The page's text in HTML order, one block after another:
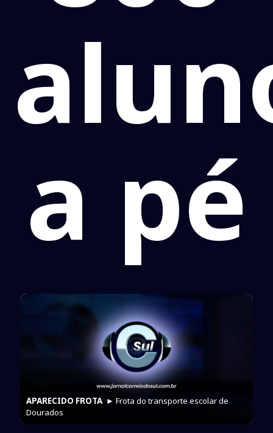
a pé
APARECIDO FROTA ► Frota do transporte escolar de
Dourados